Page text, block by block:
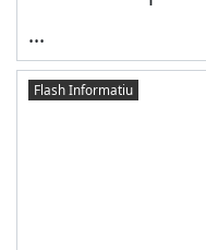
...
Flash Informatiu